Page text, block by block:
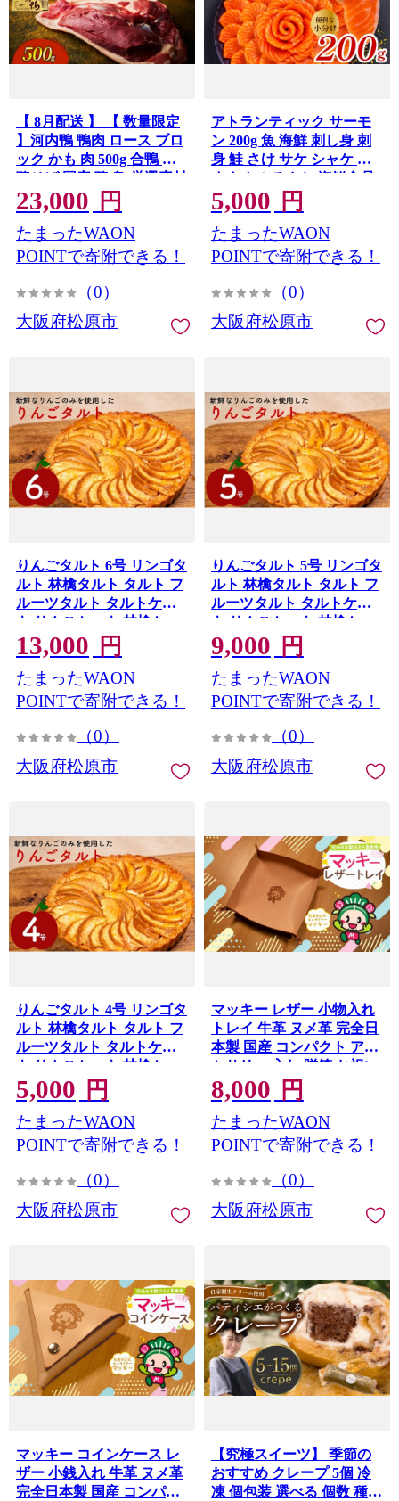
【 8月配送 】 【 数量限定
】河内鴨 鴨肉 ロース ブロ
ック かも 肉 500g 合鴨 鍋
鴨そば 国産 鴨 鳥 厳選素材
ツムラ本店 大阪府 松原市
23,000 円
たまったWAON
POINTで寄附できる！
（0）
大阪府松原市
アトランティック サーモ
ン 200g 魚 海鮮 刺し身 刺
身 鮭 さけ サケ シャケ お
すすめ ふるさと 海鮮食品
魚介類 魚介 ランキング 贈
答用 ギフト 新鮮 生食 サー
モン 発送時期 小分け ブロ
ック 鮮度抜群 柵 海鮮丼 冷
5,000 円
たまったWAON
POINTで寄附できる！
（0）
大阪府松原市
りんごタルト 6号 リンゴタ
ルト 林檎タルト タルト フ
ルーツタルト タルトケー
キ りんごケーキ 林檎ケー
キ アップルパイ スイーツ
デザート 洋菓子 お菓子 お
取り寄せ 冷凍 ギフト 贈り
物 父の日 母の日 クリスマ
ス お祝い 大阪府 松原市
13,000 円
たまったWAON
POINTで寄附できる！
（0）
大阪府松原市
りんごタルト 5号 リンゴタ
ルト 林檎タルト タルト フ
ルーツタルト タルトケー
キ りんごケーキ 林檎ケー
キ アップルパイ スイーツ
デザート 洋菓子 お菓子 お
取り寄せ 冷凍 ギフト 贈り
物 父の日 母の日 クリスマ
ス お祝い 大阪府 松原市
9,000 円
たまったWAON
POINTで寄附できる！
（0）
大阪府松原市
りんごタルト 4号 リンゴタ
ルト 林檎タルト タルト フ
ルーツタルト タルトケー
キ りんごケーキ 林檎ケー
キ アップルパイ スイーツ
デザート 洋菓子 お菓子 お
取り寄せ 冷凍 ギフト 贈り
物 父の日 母の日 クリスマ
ス お祝い 大阪府 松原市
5,000 円
たまったWAON
POINTで寄附できる！
（0）
大阪府松原市
マッキー レザー 小物入れ
トレイ 牛革 ヌメ革 完全日
本製 国産 コンパクト アク
セサリー 入れ 贈答 お祝い
贈り物 ギフト プレゼント
贈答品 贈答用 手土産 大阪
府 松原市
8,000 円
たまったWAON
POINTで寄附できる！
（0）
大阪府松原市
マッキー コインケース レ
ザー 小銭入れ 牛革 ヌメ革
完全日本製 国産 コンパク
【究極スイーツ】 季節の
おすすめ クレープ 5個 冷
凍 個包装 選べる 個数 種類